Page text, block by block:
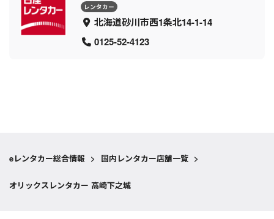
レンタカー
北海道砂川市西1条北14-1-14
0125-52-4123
eレンタカー総合情報 > 国内レンタカー店舗一覧 >
オリックスレンタカー 高崎下之城